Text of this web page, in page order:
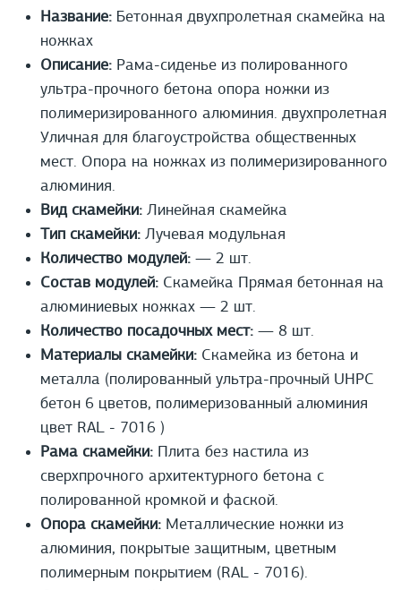
Название: Бетонная двухпролетная скамейка на
ножках
Описание: Рама-сиденье из полированного
ультра-прочного бетона опора ножки из
полимеризированного алюминия. двухпролетная
Уличная для благоустройства общественных
мест. Опора на ножках из полимеризированного
алюминия.
Вид скамейки: Линейная скамейка
Тип скамейки: Лучевая модульная
Количество модулей: — 2 шт.
Состав модулей: Скамейка Прямая бетонная на
алюминиевых ножках — 2 шт.
Количество посадочных мест: — 8 шт.
Материалы скамейки: Cкамейка из бетона и
металла (полированный ультра-прочный UHPС
бетон 6 цветов, полимеризованный алюминия
цвет RAL - 7016 )
Рама скамейки: Плита без настила из
сверхпрочного архитектурного бетона с
полированной кромкой и фаской.
Опора скамейки: Металлические ножки из
алюминия, покрытые защитным, цветным
полимерным покрытием (RAL - 7016).